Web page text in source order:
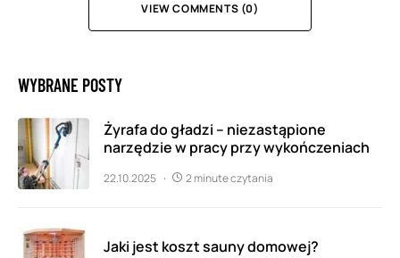
VIEW COMMENTS (0)
WYBRANE POSTY
Żyrafa do gładzi – niezastąpione
narzędzie w pracy przy wykończeniach
22.10.2025 2 minute czytania
Jaki jest koszt sauny domowej?